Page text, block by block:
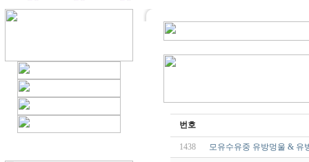
번호
1438 모유수유중 유방멍울 & 유